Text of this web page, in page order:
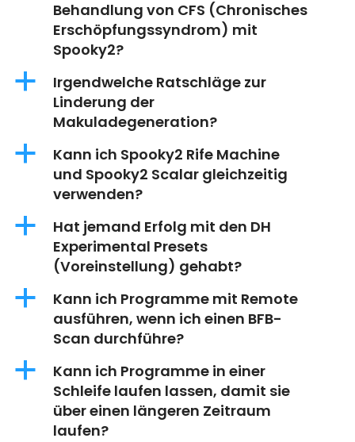
Behandlung von CFS (Chronisches
Erschöpfungssyndrom) mit
Spooky2?
a
Irgendwelche Ratschläge zur
Linderung der
Makuladegeneration?
a
Kann ich Spooky2 Rife Machine
und Spooky2 Scalar gleichzeitig
verwenden?
a
Hat jemand Erfolg mit den DH
Experimental Presets
(Voreinstellung) gehabt?
a
Kann ich Programme mit Remote
ausführen, wenn ich einen BFB-
Scan durchführe?
a
Kann ich Programme in einer
Schleife laufen lassen, damit sie
über einen längeren Zeitraum
laufen?